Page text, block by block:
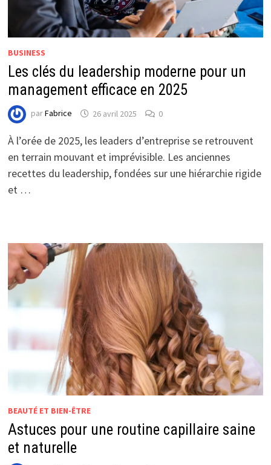
BUSINESS
Les clés du leadership moderne pour un
management efficace en 2025
parFabrice 26 avril 2025 0
À l’orée de 2025, les leaders d’entreprise se retrouvent
en terrain mouvant et imprévisible. Les anciennes
recettes du leadership, fondées sur une hiérarchie rigide
et …
BEAUTÉ ET BIEN-ÊTRE
Astuces pour une routine capillaire saine
et naturelle